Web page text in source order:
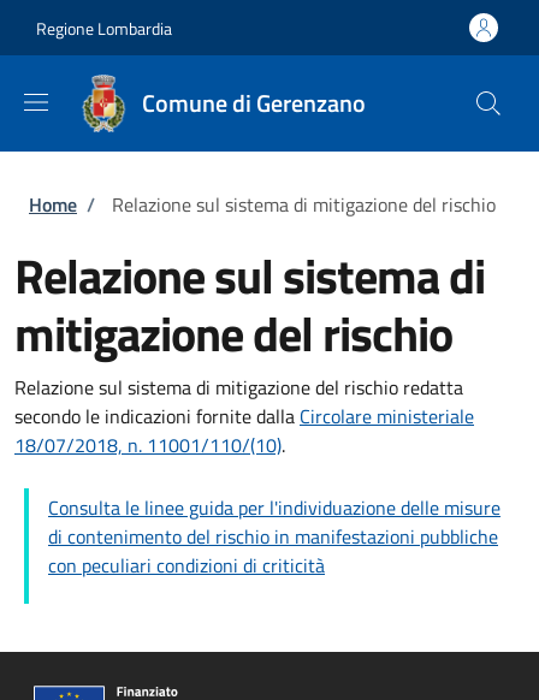
Regione Lombardia
Comune di Gerenzano
Briciole di pane
Home / Relazione sul sistema di mitigazione del rischio
Relazione sul sistema di
mitigazione del rischio
Relazione sul sistema di mitigazione del rischio redatta
secondo le indicazioni fornite dalla Circolare ministeriale
18/07/2018, n. 11001/110/(10).
Consulta le linee guida per l'individuazione delle misure
di contenimento del rischio in manifestazioni pubbliche
con peculiari condizioni di criticità